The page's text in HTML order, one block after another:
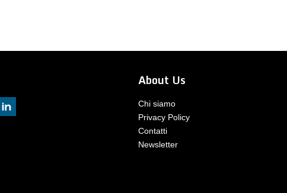
About Us
Chi siamo
Privacy Policy
Contatti
Newsletter